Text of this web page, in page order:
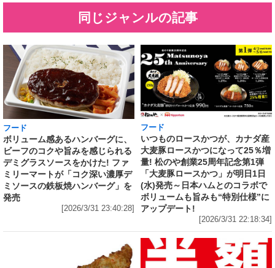
同じジャンルの記事
フード
ボリューム感あるハンバーグに、
ビーフのコクや旨みを感じられる
デミグラスソースをかけた! ファ
ミリーマートが「コク深い濃厚デ
ミソースの鉄板焼ハンバーグ」を
発売
[2026/3/31 23:40:28]
フード
いつものロースかつが、カナダ産
大麦豚ロースかつになって25％増
量! 松のや創業25周年記念第1弾
「大麦豚ロースかつ」が明日1日
(水)発売～日本ハムとのコラボで
ボリュームも旨みも“特別仕様”に
アップデート!
[2026/3/31 22:18:34]